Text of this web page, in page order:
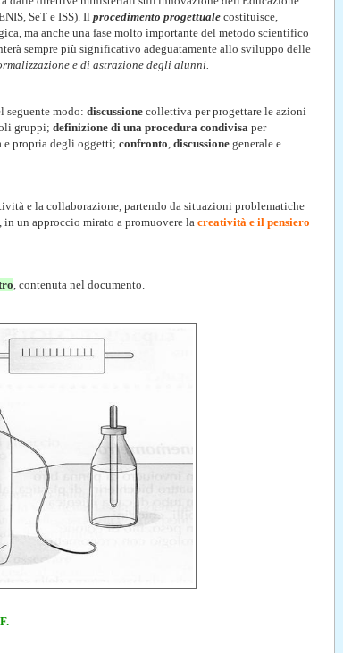
SeT e ISS). Ilprocedimento progettualecostituisce,
ma anche una fase molto importante del metodo scientifico
sempre più significativo adeguatamente allo sviluppo delle
e di astrazione degli alunni.
seguente modo: discussione collettiva per progettare le azioni
gruppi; definizione di una procedura condivisaper
e propria degli oggetti; confronto, discussionegenerale e
e la collaborazione, partendo da situazioni problematiche
un approccio mirato a promuovere lacreatività e il pensiero
, contenuta nel documento.